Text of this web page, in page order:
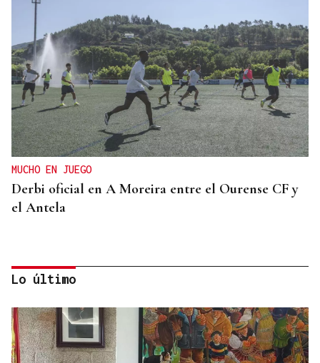
MUCHO EN JUEGO
Derbi oficial en A Moreira entre el Ourense CF y
el Antela
Lo último